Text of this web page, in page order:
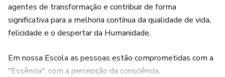
agentes de transformação e contribuir de forma
significativa para a melhoria contínua da qualidade de vida,
felicidade e o despertar da Humanidade.
Em nossa Escola as pessoas estão comprometidas com a
"Essência", com a percepção da consciência,